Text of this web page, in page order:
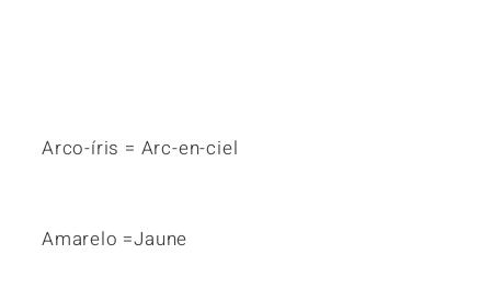
Arco-íris = Arc-en-ciel
Amarelo =Jaune